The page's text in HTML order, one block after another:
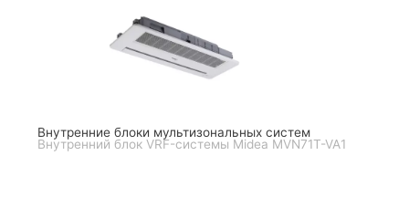
Внутренние блоки мультизональных систем
Внутренний блок VRF-системы Midea MVN71T-VA1